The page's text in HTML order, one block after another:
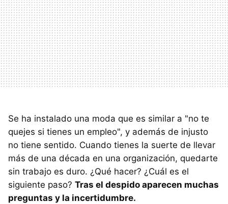
Se ha instalado una moda que es similar a "no te
quejes si tienes un empleo", y además de injusto
no tiene sentido. Cuando tienes la suerte de llevar
más de una década en una organización, quedarte
sin trabajo es duro. ¿Qué hacer? ¿Cuál es el
siguiente paso? Tras el despido aparecen muchas
preguntas y la incertidumbre.